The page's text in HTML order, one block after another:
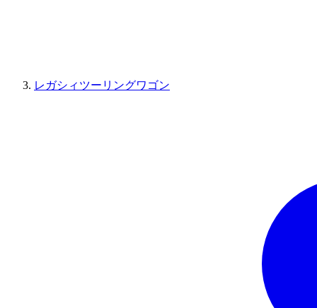
レガシィツーリングワゴン